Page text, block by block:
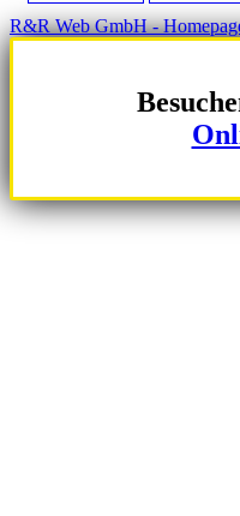
R&R Web GmbH -